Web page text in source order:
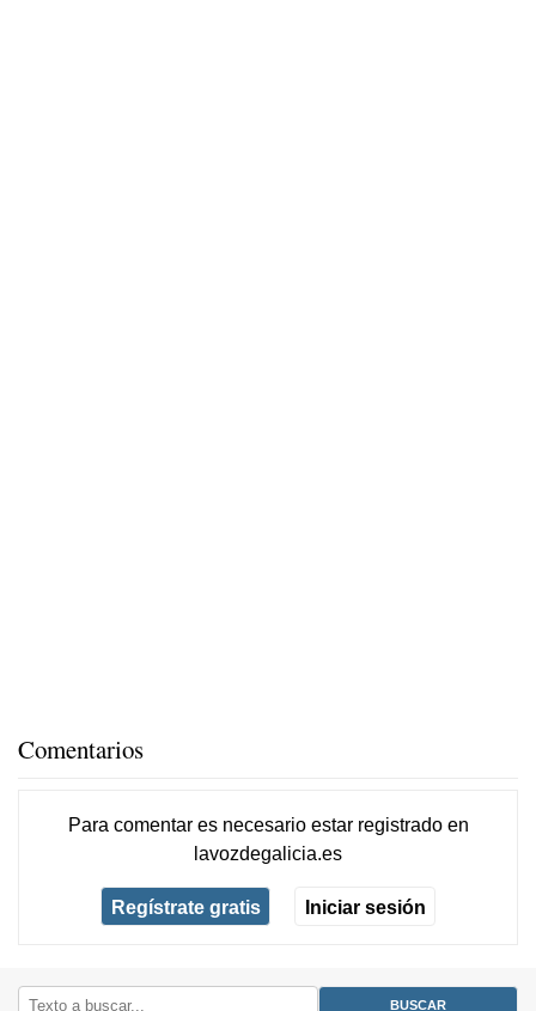
Comentarios
Para comentar es necesario estar registradoen
lavozdegalicia.es
Regístrate gratis Iniciar sesión